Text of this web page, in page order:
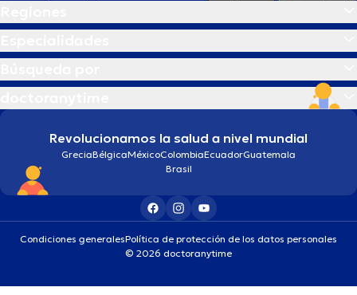
Revolucionamos la salud a nivel mundial
GreciaBélgicaMéxicoColombiaEcuadorGuatemala
Brasil
Condiciones generalesPolítica de protección de los datos personales
© 2026 doctoranytime